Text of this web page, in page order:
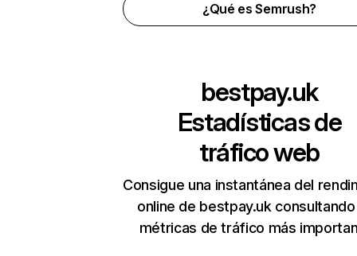
¿Qué es Semrush?
bestpay.uk
Estadísticas de
tráfico web
Consigue una instantánea del
online de bestpay.uk
métricas de tráfico más